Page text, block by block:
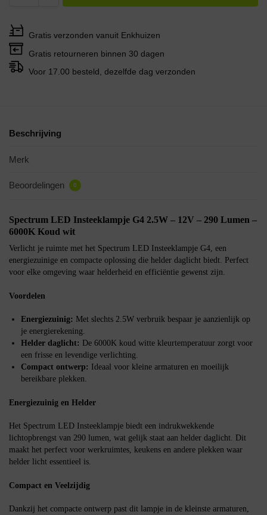
Gratis verzonden vanuit Enkhuizen
Gratis retourneren binnen 30 dagen
Voor 17.00 besteld, dezelfde dag verzonden
Beschrijving
Merk
Beoordelingen 0
Spectrum LED Insteeklampje G4 2.5W – 12V – 290 Lumen –
6000K Koud wit
Verlicht je ruimte met het Spectrum LED Insteeklampje G4, een
energiezuinige en compacte oplossing die helder daglicht biedt. Perfect
voor elke omgeving waar helderheid en efficiëntie gewenst zijn.
Voordelen
Energiezuinig: Met slechts 2.5W verbruik bespaar je aanzienlijk op
je energierekening.
Helder daglicht: De 6000K koud witte kleurtemperatuur zorgt voor
een frisse en levendige verlichting.
Compact ontwerp: Ideaal voor kleine armaturen en moeilijk
bereikbare plekken.
Energiezuinig en Helder
Het Spectrum LED Insteeklampje biedt een indrukwekkende
lichtopbrengst van 290 lumen, wat gelijk staat aan helder daglicht. Dit
maakt het perfect voor werkruimtes, keukens en andere plekken waar
helder licht essentieel is.
Compact en Veelzijdig
Dankzij het compacte ontwerp past dit lampje in de kleinste armaturen,